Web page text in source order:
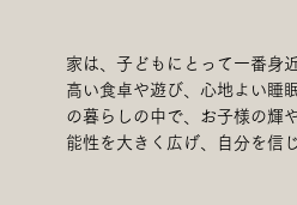
家は、子どもにとって一番身
高い食卓や遊び、心地よい睡
の暮らしの中で、お子様の輝
能性を大きく広げ、自分を信